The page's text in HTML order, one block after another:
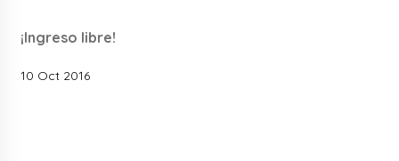
¡Ingreso libre!
10 Oct 2016